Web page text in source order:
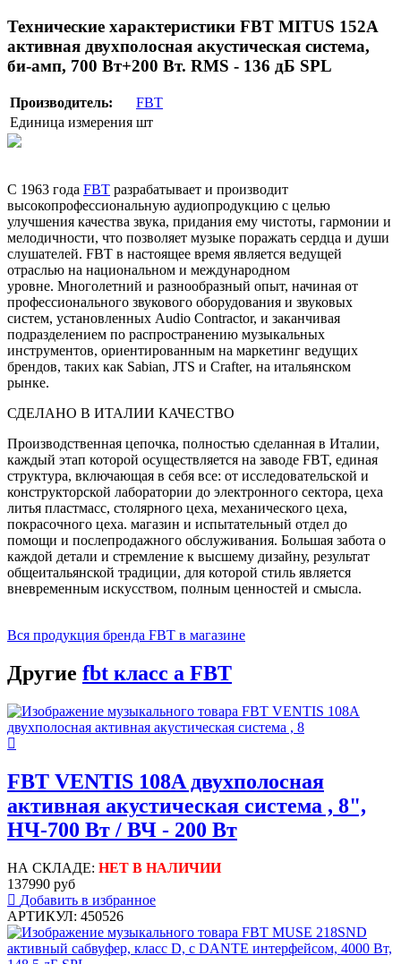
Технические характеристики FBT MITUS 152A
активная двухполосная акустическая система,
би-амп, 700 Вт+200 Вт. RMS - 136 дБ SPL
Производитель:
FBT
Единица измерения шт
С 1963 года FBT разрабатывает и производит
высокопрофессиональную аудиопродукцию с целью
улучшения качества звука, придания ему чистоты, гармонии и
мелодичности, что позволяет музыке поражать сердца и души
слушателей. FBT в настоящее время является ведущей
отраслью на национальном и международном
уровне. Многолетний и разнообразный опыт, начиная от
профессионального звукового оборудования и звуковых
систем, установленных Audio Contractor, и заканчивая
подразделением по распространению музыкальных
инструментов, ориентированным на маркетинг ведущих
брендов, таких как Sabian, JTS и Crafter, на итальянском
рынке.
СДЕЛАНО В ИТАЛИИ КАЧЕСТВО
Производственная цепочка, полностью сделанная в Италии,
каждый этап которой осуществляется на заводе FBT, единая
структура, включающая в себя все: от исследовательской и
конструкторской лаборатории до электронного сектора, цеха
литья пластмасс, столярного цеха, механического цеха,
покрасочного цеха. магазин и испытательный отдел до
помощи и послепродажного обслуживания. Большая забота о
каждой детали и стремление к высшему дизайну, результат
общеитальянской традиции, для которой стиль является
вневременным искусством, полным ценностей и смысла.
Вся продукция бренда FBT в магазине
Другие fbt класс а FBT
FBT VENTIS 108A двухполосная
активная акустическая система , 8",
НЧ-700 Вт / ВЧ - 200 Вт
НА СКЛАДЕ: НЕТ В НАЛИЧИИ
137990 руб
Добавить в избранное
АРТИКУЛ: 450526